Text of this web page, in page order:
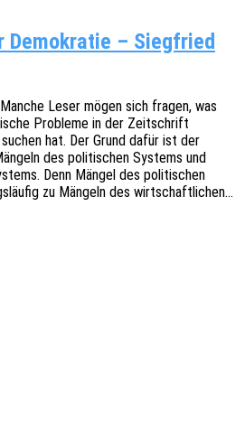
Demokratie – Siegfried
Leser mögen sich fragen, was
Proble­me in der Zeit­schrift
hat. Der Grund dafür ist der
des poli­ti­schen Systems und
Denn Mängel des poli­ti­schen
zu Mängeln des wirtschaftlichen…